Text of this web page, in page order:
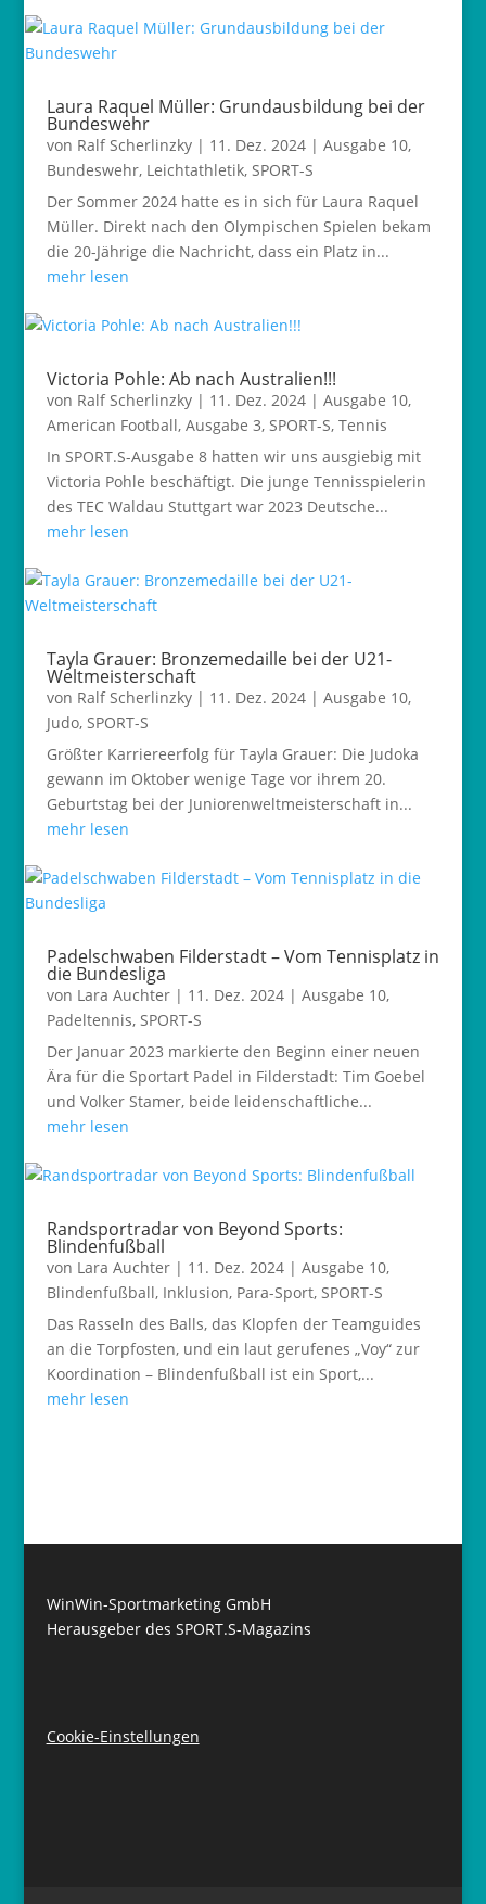
Laura Raquel Müller: Grundausbildung bei der
Bundeswehr
von Ralf Scherlinzky| 11. Dez. 2024| Ausgabe 10,
Bundeswehr, Leichtathletik, SPORT-S
Der Sommer 2024 hatte es in sich für Laura Raquel
Müller. Direkt nach den Olympischen Spielen bekam
die 20-Jährige die Nachricht, dass ein Platz in...
mehr lesen
Victoria Pohle: Ab nach Australien!!!
von Ralf Scherlinzky| 11. Dez. 2024| Ausgabe 10,
American Football, Ausgabe 3, SPORT-S, Tennis
In SPORT.S-Ausgabe 8 hatten wir uns ausgiebig mit
Victoria Pohle beschäftigt. Die junge Tennisspielerin
des TEC Waldau Stuttgart war 2023 Deutsche...
mehr lesen
Tayla Grauer: Bronzemedaille bei der U21-
Weltmeisterschaft
von Ralf Scherlinzky| 11. Dez. 2024| Ausgabe 10,
Judo, SPORT-S
Größter Karriereerfolg für Tayla Grauer: Die Judoka
gewann im Oktober wenige Tage vor ihrem 20.
Geburtstag bei der Juniorenweltmeisterschaft in...
mehr lesen
Padelschwaben Filderstadt – Vom Tennisplatz in
die Bundesliga
von Lara Auchter| 11. Dez. 2024| Ausgabe 10,
Padeltennis, SPORT-S
Der Januar 2023 markierte den Beginn einer neuen
Ära für die Sportart Padel in Filderstadt: Tim Goebel
und Volker Stamer, beide leidenschaftliche...
mehr lesen
Randsportradar von Beyond Sports:
Blindenfußball
von Lara Auchter| 11. Dez. 2024| Ausgabe 10,
Blindenfußball, Inklusion, Para-Sport, SPORT-S
Das Rasseln des Balls, das Klopfen der Teamguides
an die Torpfosten, und ein laut gerufenes „Voy“ zur
Koordination – Blindenfußball ist ein Sport,...
mehr lesen
WinWin-Sportmarketing GmbH
Herausgeber des SPORT.S-Magazins
Cookie-Einstellungen